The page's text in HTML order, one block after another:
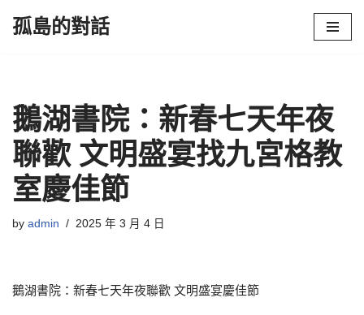
孤島的對話
鵝湖書院：新春七天年夜
聯歡 文明盛宴找九宮格教
室慶佳節
by admin 2025 年 3 月 4 日
鵝湖書院：新春七天年夜聯歡 文明盛宴慶佳節